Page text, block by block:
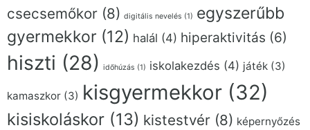
csecsemőkor (8) digitális nevelés (1) egyszerűbb
gyermekkor (12) halál (4) hiperaktivitás (6)
hiszti (28) időhúzás (1) iskolakezdés (4) játék (3)
kamaszkor (3) kisgyermekkor (32)
kisiskoláskor (13) kistestvér (8) képernyőzés